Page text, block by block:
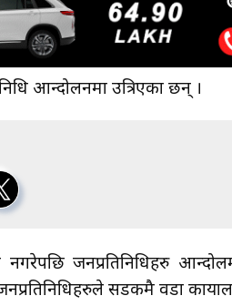
आन्दोलनमा उत्रिएका छन् ।
जनप्रतिनिधिहरु
सडकमै वडा